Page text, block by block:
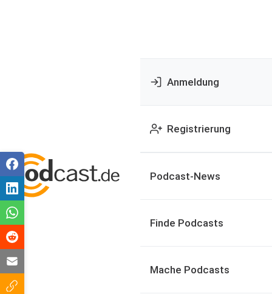
Anmeldung
Registrierung
Podcast-News
Finde Podcasts
Mache Podcasts